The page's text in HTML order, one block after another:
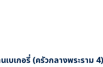
บเกอรี่ (ครัวกลางพระราม 4)